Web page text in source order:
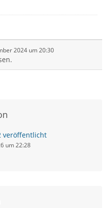
2024 um 20:30
veröffentlicht
um 22:28